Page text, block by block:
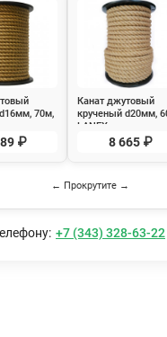
70м,
₽
Канат джутовый
крученый d20мм,
LANEX
8 665 ₽
← Прокрутите →
+7 (343) 328-63-22